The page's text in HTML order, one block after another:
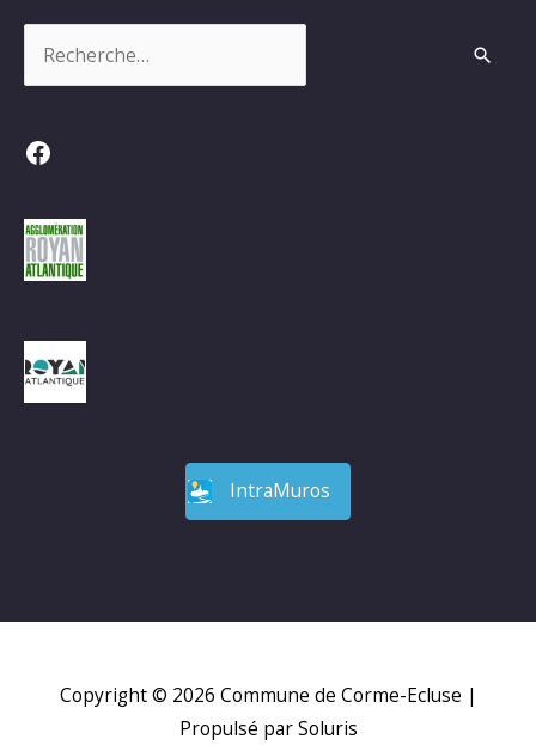
Facebook
IntraMuros
Copyright © 2026 Commune de Corme-Ecluse |
Propulsé par Soluris